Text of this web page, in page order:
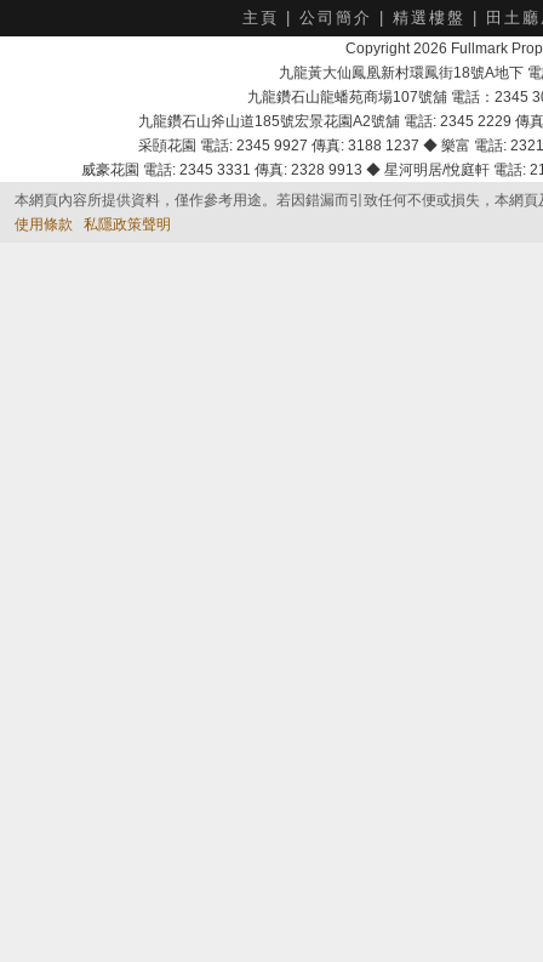
主頁 公司簡介 精選樓盤 田土
Copyright 2026 Fullmark
九龍黃大仙鳳凰新村環鳳街18號A地下
九龍鑽石山龍蟠苑商場107號舖 電話：2345
九龍鑽石山斧山道185號宏景花園A2號舖 電話: 2345 2229
采頣花園 電話: 2345 9927 傳真: 3188 1237 ◆ 樂富 電話:
威豪花園 電話: 2345 3331 傳真: 2328 9913 ◆ 星河明居/悅庭軒 電話
本網頁內容所提供資料，僅作參考用途。若因錯漏而引致任何不便或損失，本網
使用條款
私隱政策聲明